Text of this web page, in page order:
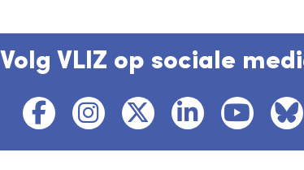
Volg VLIZ op sociale